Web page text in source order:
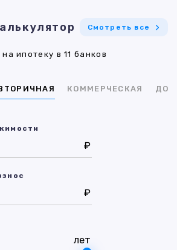
Смотреть все
ипотеку в 11 банков
КОММЕРЧЕСКАЯ ДОМ
₽
₽
лет